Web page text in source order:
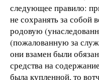
следующее правило:
не сохранять за собой
родовую
(пожалованную за
они взамен были
средства на
была купленной, то